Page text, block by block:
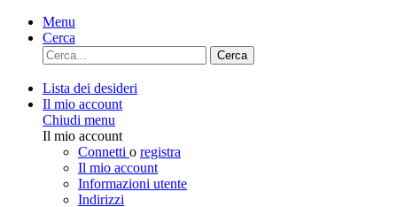
Menu
Cerca
Cerca
Lista dei desideri
Il mio account
Chiudi menu
Il mio account
Connetti o registra
Il mio account
Informazioni utente
Indirizzi